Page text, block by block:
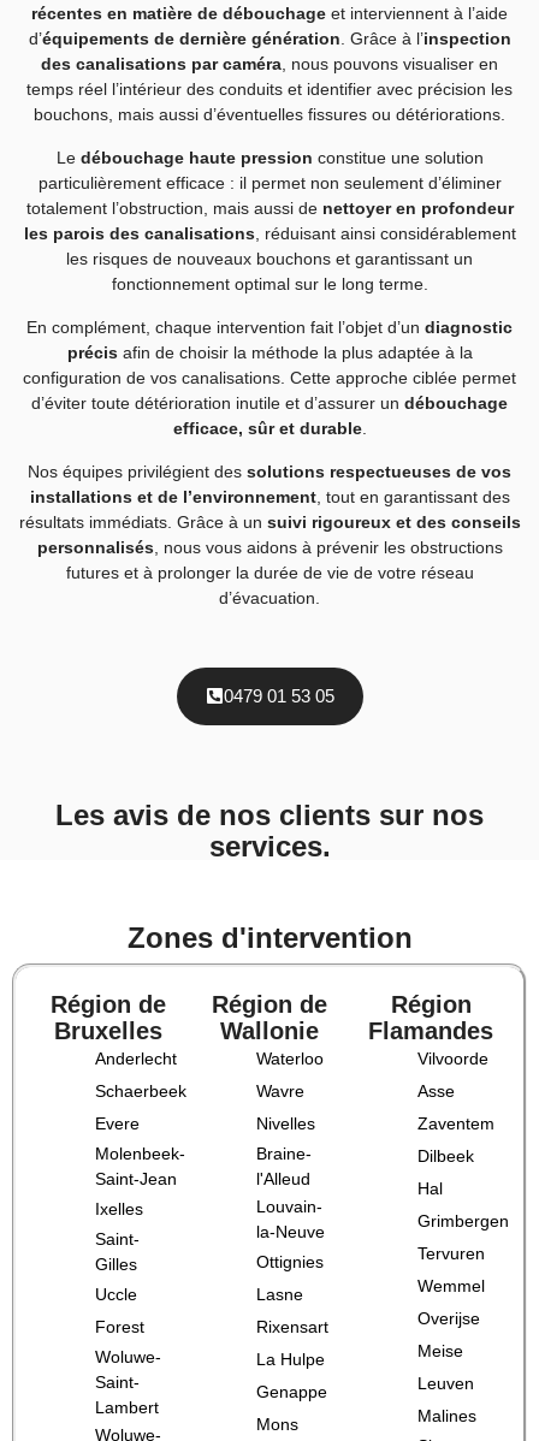
récentes en matière de débouchage et interviennent à l’aide
d’équipements de dernière génération . Grâce à l’inspection
des canalisations par caméra , nous pouvons visualiser en
temps réel l’intérieur des conduits et identifier avec précision les
bouchons, mais aussi d’éventuelles fissures ou détériorations.
Le débouchage haute pression constitue une solution
particulièrement efficace : il permet non seulement d’éliminer
totalement l’obstruction, mais aussi de nettoyer en profondeur
les parois des canalisations, réduisant ainsi considérablement
les risques de nouveaux bouchons et garantissant un
fonctionnement optimal sur le long terme.
En complément, chaque intervention fait l’objet d’un diagnostic
précisafin de choisir la méthode la plus adaptée à la
configuration de vos canalisations. Cette approche ciblée permet
d’éviter toute détérioration inutile et d’assurer un débouchage
efficace, sûr et durable.
Nos équipes privilégient des solutions respectueuses de vos
installations et de l’environnement, tout en garantissant des
résultats immédiats. Grâce à un suivi rigoureux et des conseils
personnalisés, nous vous aidons à prévenir les obstructions
futures et à prolonger la durée de vie de votre réseau
d’évacuation.
0479 01 53 05
Les avis de nos clients sur nos
services.
Zones d'intervention
Région de
Bruxelles
Anderlecht
Schaerbeek
Evere
Molenbeek-
Saint-Jean
Ixelles
Saint-
Gilles
Uccle
Forest
Woluwe-
Saint-
Lambert
Woluwe-
Région de
Wallonie
Waterloo
Wavre
Nivelles
Braine-
l'Alleud
Louvain-
la-Neuve
Ottignies
Lasne
Rixensart
La Hulpe
Genappe
Mons
Région
Flamandes
Vilvoorde
Asse
Zaventem
Dilbeek
Hal
Grimbergen
Tervuren
Wemmel
Overijse
Meise
Leuven
Malines